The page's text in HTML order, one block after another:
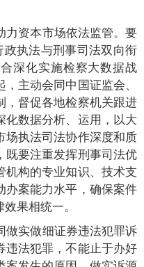
力资本市场依法监管。要
政执法与刑事司法双向衔
深化实施检察大数据战
主动会同中国证监会、
督促各地检察机关跟进
数据分析、运用，以大
执法司法协作深度和质
要注重发挥刑事司法优
构的专业知识、技术支
案能力水平，确保案件
果相统一。
做实做细证券违法犯罪诉
法犯罪，不能止于办好